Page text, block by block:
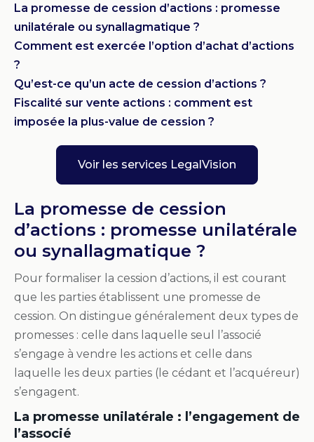
La promesse de cession d’actions : promesse
unilatérale ou synallagmatique ?
Comment est exercée l’option d’achat d’actions
?
Qu’est-ce qu’un acte de cession d’actions ?
Fiscalité sur vente actions : comment est
imposée la plus-value de cession ?
Voir les services LegalVision
La promesse de cession
d’actions : promesse unilatérale
ou synallagmatique ?
Pour formaliser la cession d’actions, il est courant
que les parties établissent une promesse de
cession. On distingue généralement deux types de
promesses : celle dans laquelle seul l’associé
s’engage à vendre les actions et celle dans
laquelle les deux parties (le cédant et l’acquéreur)
s’engagent.
La promesse unilatérale : l’engagement de
l’associé